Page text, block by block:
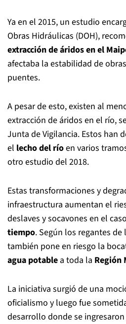
Ya en el 2015, un estudio
Obras Hidráulicas (DOH),
extracción de áridos en el
afectaba la estabilidad de
puentes.
A pesar de esto, existen al
extracción de áridos en el río,
Junta de Vigilancia. Estos han
el lecho del ríoen varios
otro estudio del 2018.
Estas transformaciones y
infraestructura aumentan el
deslaves y socavones en el
tiempo. Según los regantes
también pone en riesgo la
agua potable a toda la Región
La iniciativa surgió de una
oficialismo y luego fue
desarrollo donde se